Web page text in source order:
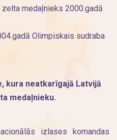
medaļnieks 2000.gadā
Olimpiskais sudraba
kura neatkarīgajā Latvijā
medaļnieku.
izlases komandas